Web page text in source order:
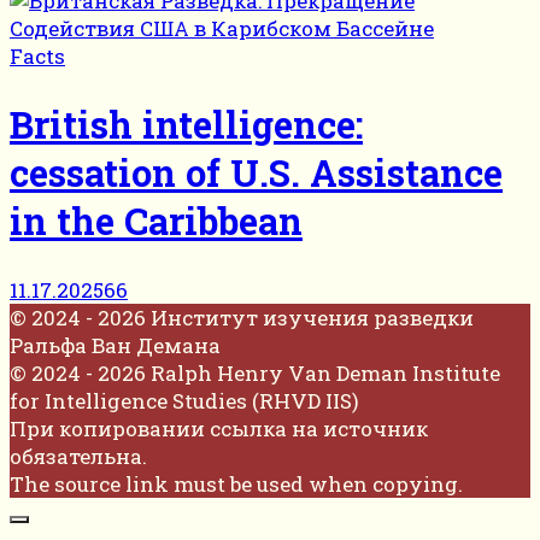
Facts
British intelligence:
cessation of U.S. Assistance
in the Caribbean
11.17.202566
© 2024 - 2026 Институт изучения разведки
Ральфа Ван Демана
© 2024 - 2026 Ralph Henry Van Deman Institute
for Intelligence Studies (RHVD IIS)
При копировании ссылка на источник
обязательна.
The source link must be used when copying.